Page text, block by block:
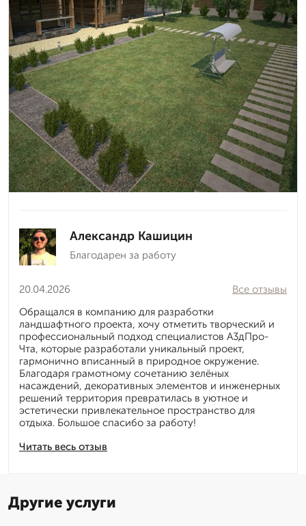
Александр Кашицин
Благодарен за работу
20.04.2026
Читать весь отзыв
Все отзывы
Обращался в компанию для разработки
ландшафтного проекта, хочу отметить творческий и
профессиональный подход специалистов А3дПро-
Чта, которые разработали уникальный проект,
гармонично вписанный в природное окружение.
Благодаря грамотному сочетанию зелёных
насаждений, декоративных элементов и инженерных
решений территория превратилась в уютное и
эстетически привлекательное пространство для
отдыха. Большое спасибо за работу!
Другие услуги